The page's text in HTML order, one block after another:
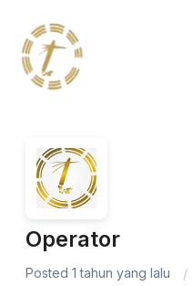
Operator
Posted 1 tahun yang lalu